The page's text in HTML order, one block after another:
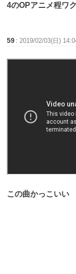
4のOPアニメ程ワ
59 : 2019/02/03(日)
この曲かっこいい